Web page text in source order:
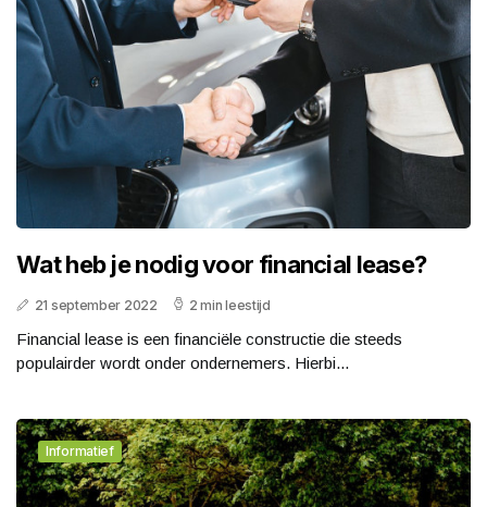
Wat heb je nodig voor financial lease?
21 september 2022 2 min leestijd
Financial lease is een financiële constructie die steeds
populairder wordt onder ondernemers. Hierbi...
Informatief